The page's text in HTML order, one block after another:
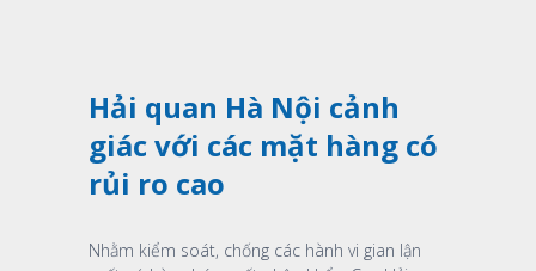
Hải quan Hà Nội cảnh
giác với các mặt hàng có
rủi ro cao
Nhằm kiểm soát, chống các hành vi gian lận